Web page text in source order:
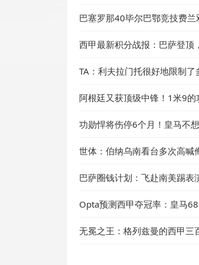
巴塞罗那40毕尔巴鄂竞技费兰
西甲最新积分战报：巴萨登
TA：利夫拉门托很好地限制
阿根廷又获顶级中锋！1米9
功勋悍将伤停6个月！皇马不
世体：伯纳乌南看台多次高喊
巴萨圈钱计划：飞赴南美踢
Opta预测西甲夺冠率：皇马
无冕之王：格列兹曼的西甲三